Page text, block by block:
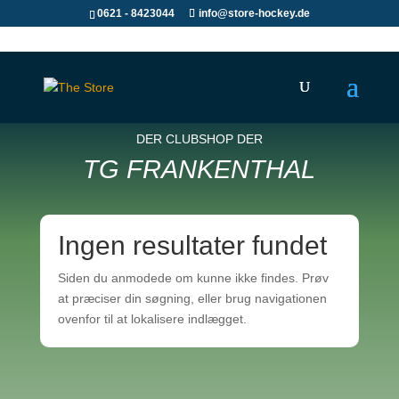
0621 - 8423044 info@store-hockey.de
DER CLUBSHOP DER
TG FRANKENTHAL
Ingen resultater fundet
Siden du anmodede om kunne ikke findes. Prøv
at præciser din søgning, eller brug navigationen
ovenfor til at lokalisere indlægget.